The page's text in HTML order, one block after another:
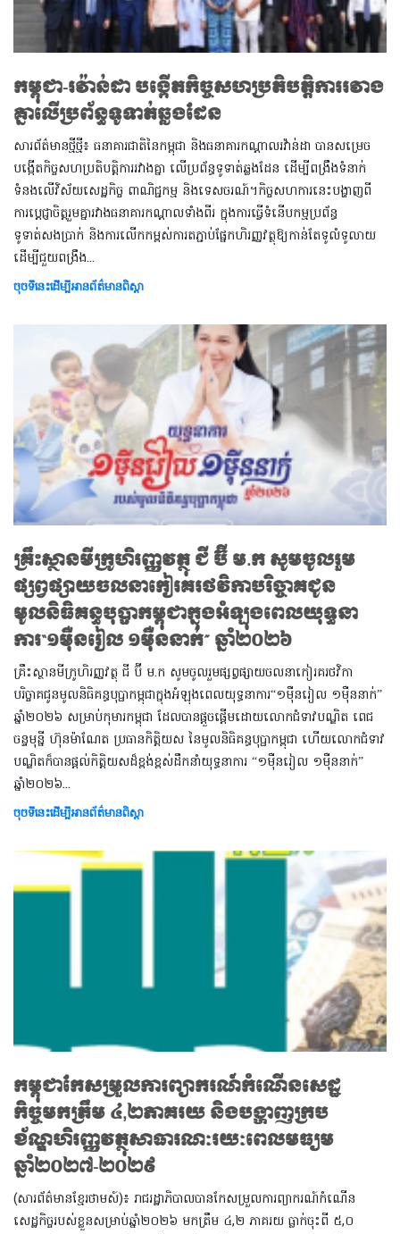
កម្ពុជា-រវ៉ាន់ដា បង្កើតកិច្ចសហប្រតិបត្តិការរវាង
គ្នាលើប្រព័ន្ធទូទាត់ឆ្លងដែន
សារព័ត៌មានថ្មីថ្មី៖ ធនាគារជាតិនៃកម្ពុជា និងធនាគារកណ្តាលរវ៉ាន់ដា បានសម្រេច
បង្កើតកិច្ចសហប្រតិបត្តិការរវាងគ្នា លើប្រព័ន្ធទូទាត់ឆ្លងដែន ដើម្បីពង្រឹងទំនាក់
ទំនងលើវិស័យសេដ្ឋកិច្ច ពាណិជ្ជកម្ម និងទេសចរណ៍។កិច្ចសហការនេះបង្ហាញពី
ការប្តេជ្ញាចិត្តរួមគ្នារវាងធនាគារកណ្តាលទាំងពីរ ក្នុងការធ្វើទំនើបកម្មប្រព័ន្ធ
ទូទាត់សងប្រាក់ និងការលើកកម្ពស់ការតភ្ជាប់ផ្នែកហិរញ្ញវត្ថុឱ្យកាន់តែទូលំទូលាយ
ដើម្បីជួយពង្រឹង...
ចុចទីនេះដើម្បីអានព័ត៌មានពិស្តា
គ្រឹះស្ថានមីក្រូហិរញ្ញវត្ថុ ជី ប៊ី ម.ក សូមចូលរួម
ផ្សព្វផ្សាយចលនាកៀរគរថវិកាបរិច្ចាគជូន
មូលនិធិគន្ធបុប្ផាកម្ពុជាក្នុងអំឡុងពេលយុទ្ធនា
ការ“១ម៉ឺនរៀល ១ម៉ឺននាក់” ឆ្នាំ២០២៦
គ្រឹះស្ថានមីក្រូហិរញ្ញវត្ថុ ជី ប៊ី ម.ក សូមចូលរួមផ្សព្វផ្សាយចលនាកៀរគរថវិកា
បរិច្ចាគជូនមូលនិធិគន្ធបុប្ផាកម្ពុជាក្នុងអំឡុងពេលយុទ្ធនាការ“១ម៉ឺនរៀល ១ម៉ឺននាក់”
ឆ្នាំ២០២៦ សម្រាប់កុមារកម្ពុជា ដែលបានផ្តួចផ្តើមដោយលោកជំទាវបណ្ឌិត ពេជ
ចន្ទមុន្នី ហ៊ុនម៉ាណែត ប្រធានកិត្តិយស នៃមូលនិធិគន្ធបុប្ផាកម្ពុជា ហើយលោកជំទាវ
បណ្ឌិតក៏បានផ្តល់កិត្តិយសដ៏ខ្ពង់ខ្ពស់ដឹកនាំយុទ្ធនាការ “១ម៉ឺនរៀល ១ម៉ឺននាក់”
ឆ្នាំ២០២៦...
ចុចទីនេះដើម្បីអានព័ត៌មានពិស្តា
កម្ពុជាកែសម្រួលការព្យាករណ៍កំណើនសេដ្ឋ
កិច្ចមកត្រឹម ៤,២ភាគរយ និងបង្ហាញក្រប
ខ័ណ្ឌហិរញ្ញវត្ថុសាធារណៈរយៈពេលមធ្យម
ឆ្នាំ២០២៧-២០២៩
(សារព័ត៌មានខ្មែរថាមស៍)៖ រាជរដ្ឋាភិបាលបានកែសម្រួលការព្យាករណ៍កំណើន
សេដ្ឋកិច្ចរបស់ខ្លួនសម្រាប់ឆ្នាំ២០២៦ មកត្រឹម ៤,២ ភាគរយ ធ្លាក់ចុះពី ៥,០